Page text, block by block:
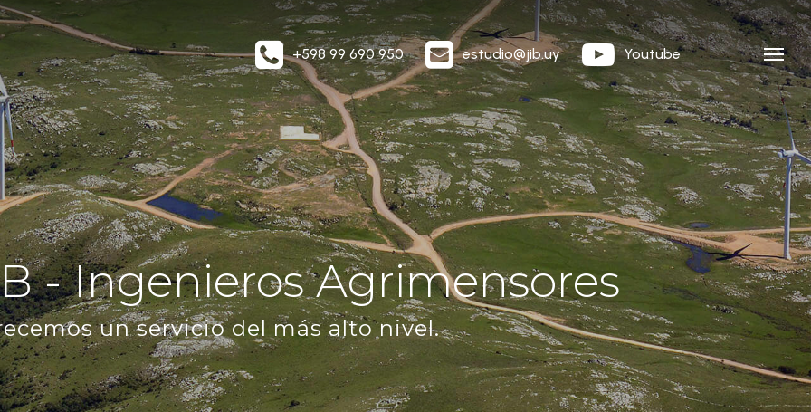
+598 99 690 950 estudio@jib.uy Youtube Menu
- Ingenieros Agrimensores
un servicio del más alto nivel.